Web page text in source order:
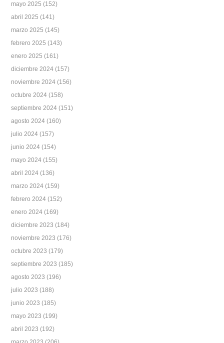
mayo 2025 (152)
abril 2025 (141)
marzo 2025 (145)
febrero 2025 (143)
enero 2025 (161)
diciembre 2024 (157)
noviembre 2024 (156)
octubre 2024 (158)
septiembre 2024 (151)
agosto 2024 (160)
julio 2024 (157)
junio 2024 (154)
mayo 2024 (155)
abril 2024 (136)
marzo 2024 (159)
febrero 2024 (152)
enero 2024 (169)
diciembre 2023 (184)
noviembre 2023 (176)
octubre 2023 (179)
septiembre 2023 (185)
agosto 2023 (196)
julio 2023 (188)
junio 2023 (185)
mayo 2023 (199)
abril 2023 (192)